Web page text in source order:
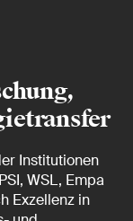
Institutionen
WSL, Empa
Exzellenz in